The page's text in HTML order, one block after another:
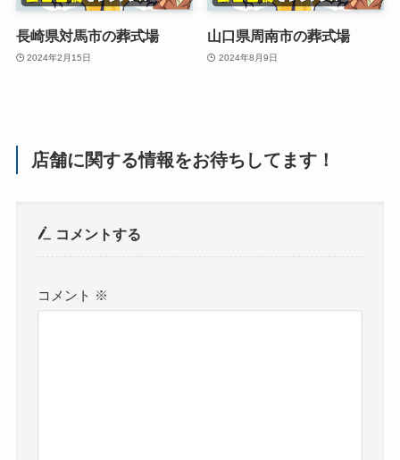
長崎県対馬市の葬式場
2024年2月15日
山口県周南市の葬式場
2024年8月9日
店舗に関する情報をお待ちしてます！
コメントする
コメント ※